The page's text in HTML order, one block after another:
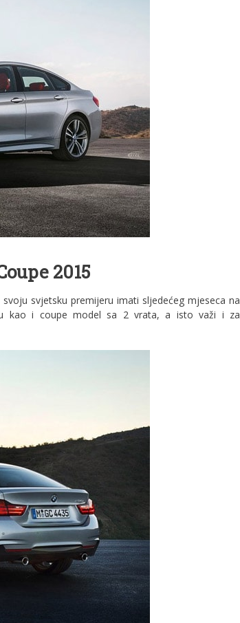
2015
svjetsku premijeru imati sljedećeg mjeseca na
kao i coupe model sa 2 vrata, a isto važi i za